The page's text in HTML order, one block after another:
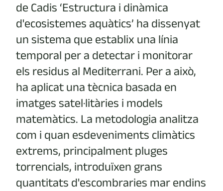
de Cadis ‘Estructura i dinàmica
d'ecosistemes aquàtics’ ha dissenyat
un sistema que establix una línia
temporal per a detectar i monitorar
els residus al Mediterrani. Per a això,
ha aplicat una tècnica basada en
imatges satel·litàries i models
matemàtics. La metodologia analitza
com i quan esdeveniments climàtics
extrems, principalment pluges
torrencials, introduïxen grans
quantitats d'escombraries mar endins